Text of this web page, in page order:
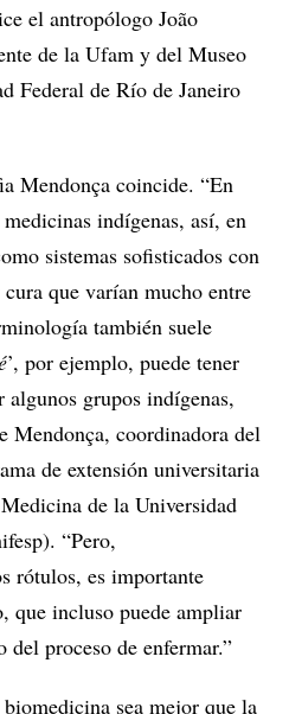
el antropólogo João
de la Ufam y del Museo
Federal de Río de Janeiro
Mendonça coincide. “En
indígenas, así, en
sistemas sofisticados con
que varían mucho entre
también suele
’, por ejemplo, puede tener
grupos indígenas,
Mendonça, coordinadora del
de extensión universitaria
de la Universidad
“Pero,
rótulos, es importante
que incluso puede ampliar
del proceso de enfermar.”
sea mejor que la